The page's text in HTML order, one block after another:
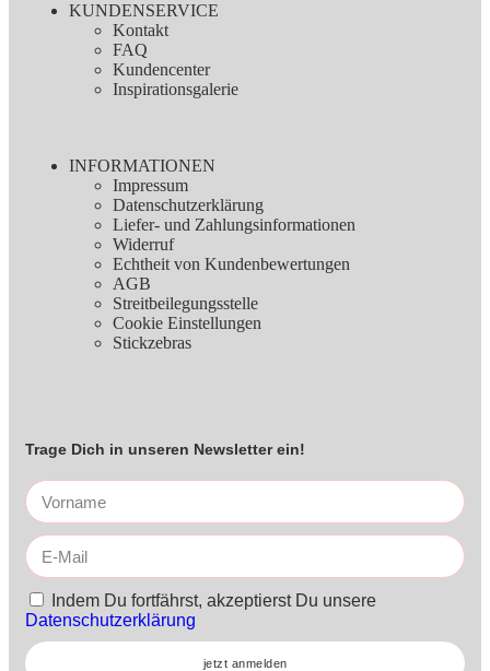
KUNDENSERVICE
Kontakt
FAQ
Kundencenter
Inspirationsgalerie
INFORMATIONEN
Impressum
Datenschutzerklärung
Liefer- und Zahlungsinformationen
Widerruf
Echtheit von Kundenbewertungen
AGB
Streitbeilegungsstelle
Cookie Einstellungen
Stickzebras
Trage Dich in unseren Newsletter ein!
Indem Du fortfährst, akzeptierst Du unsere
Datenschutzerklärung
jetzt anmelden